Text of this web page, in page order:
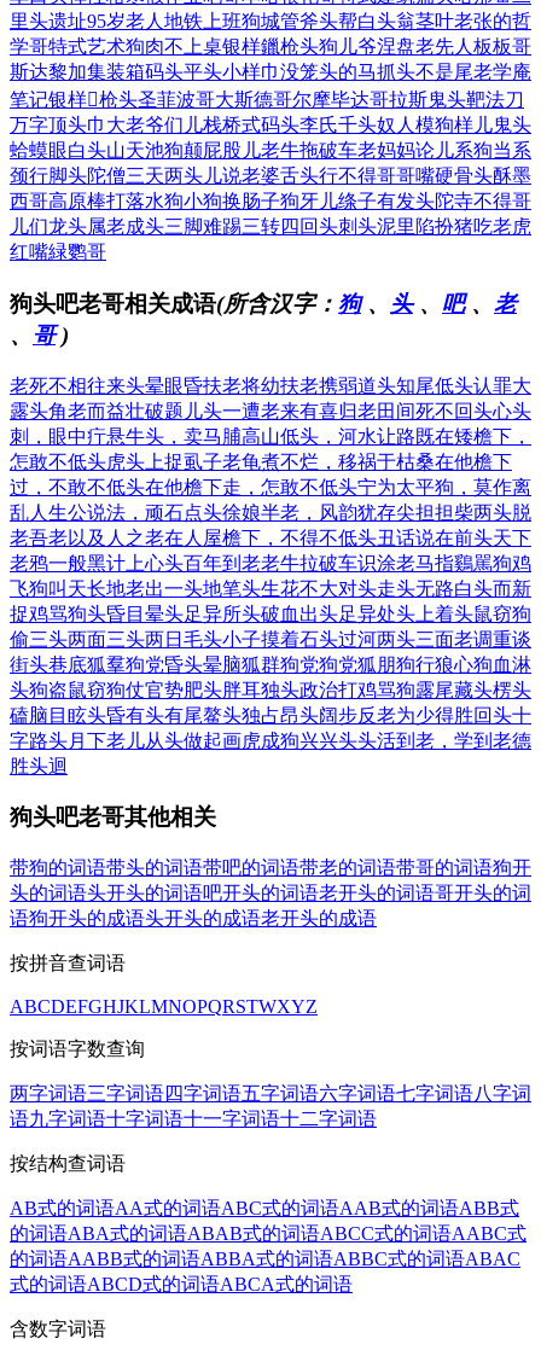
里头遗址95岁老人 地铁上班狗城管斧头帮白头翁茎叶老张的哲
学哥特式艺术狗肉不上桌银样鑞枪头狗儿爷涅盘老先人板板哥
斯达黎加集装箱码头平头小样巾没笼头的马抓头不是尾老学庵
笔记银样枪头圣菲波哥大斯德哥尔摩毕达哥拉斯鬼头靶法刀
万字顶头巾 大老爷们儿栈桥式码头李氏千头奴 人模狗样儿鬼头
蛤蟆眼白头山天池狗颠屁股儿老牛拖破车老妈妈论儿系狗当系
颈行脚头陀僧三天两头儿说老婆舌头行不得哥哥嘴硬骨头酥墨
西哥高原棒打落水狗小狗换肠子狗牙儿绦子有发头陀寺不得哥
儿们龙头属老成头三脚难踢三转四回头刺头泥里陷扮猪吃老虎
红嘴緑鹦哥
狗头吧老哥相关成语(所含汉字： 狗、 头、 吧、 老
、 哥)
老死不相往来头晕眼昏扶老将幼扶老携弱道头知尾低头认罪大
露头角老而益壮破题儿头一遭老来有喜归老田间死不回头心头
刺，眼中疔悬牛头，卖马脯高山低头，河水让路既在矮檐下，
怎敢不低头虎头上捉虱子老龟煮不烂，移祸于枯桑在他檐下
过，不敢不低头在他檐下走，怎敢不低头宁为太平狗，莫作离
乱人 生公说法，顽石点头徐娘半老，风韵犹存尖担担柴两头脱
老吾老以及人之老在人屋檐下，不得不低头丑话说在前头天下
老鸦一般黑计上心头百年到老老牛拉破车识涂老马指鷄駡狗鸡
飞狗叫 天长地老出一头地笔头生花不大对头走头无路白头而新
捉鸡骂狗头昏目晕头足异所头破血出头足异处头上着头鼠窃狗
偷三头两面三头两日 毛头小子摸着石头过河两头三面老调重谈
街头巷底狐羣狗党昏头晕脑狐群狗党狗党狐朋狗行狼心狗血淋
头狗盗鼠窃狗仗官势肥头胖耳独头政治打鸡骂狗露尾藏头楞头
磕脑 目眩头昏有头有尾鳌头独占昂头阔步反老为少得胜回头十
字路头月下老儿从头做起画虎成狗兴兴头头活到老，学到老德
胜头迴
狗头吧老哥其他相关
带狗的词语带头的词语带吧的词语带老的词语带哥的词语狗开
头的词语头开头的词语吧开头的词语老开头的词语哥开头的词
语狗开头的成语头开头的成语老开头的成语
按拼音查词语
ABCDEFGHJKLMNOPQRSTWXYZ
按词语字数查询
两字词语三字词语四字词语五字词语六字词语七字词语八字词
语九字词语十字词语十一字词语十二字词语
按结构查词语
AB式的词语AA式的词语ABC式的词语AAB式的词语ABB式
的词语ABA式的词语ABAB式的词语ABCC式的词语AABC式
的词语AABB式的词语ABBA式的词语ABBC式的词语ABAC
式的词语ABCD式的词语ABCA式的词语
含数字词语